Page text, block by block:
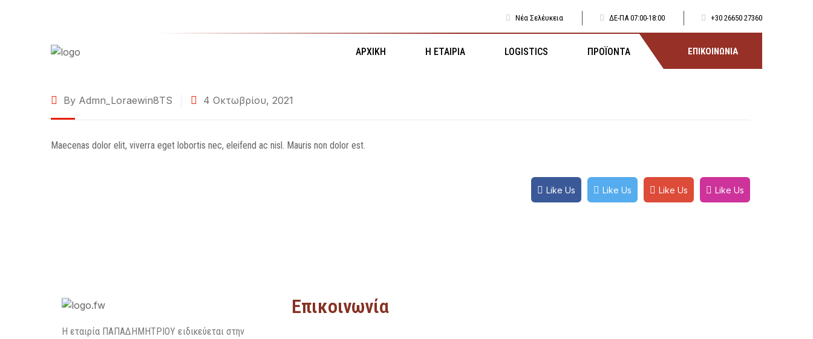
Νέα Σελέυκεια ΔΕ-ΠΑ 07:00-18:00 +30 26650 27360
ΑΡΧΙΚΗ Η ΕΤΑΙΡΙΑ LOGISTICS ΠΡΟΪΟΝΤΑ ΕΠΙΚΟΙΝΩΝΙΑ
By Admn_Loraewin8TS 4 Οκτωβρίου, 2021
Maecenas dolor elit, viverra eget lobortis nec, eleifend ac nisl. Mauris non dolor est.
Like Us Like Us Like Us Like Us
H εταιρία ΠΑΠΑΔΗΜΗΤΡΙΟΥ ειδικεύεται στην
Επικοινωνία